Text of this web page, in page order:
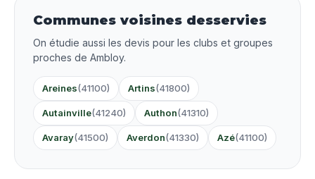
Communes voisines desservies
On étudie aussi les devis pour les clubs et groupes
proches de Ambloy.
Areines(41100) Artins(41800)
Autainville(41240) Authon(41310)
Avaray(41500) Averdon(41330) Azé(41100)